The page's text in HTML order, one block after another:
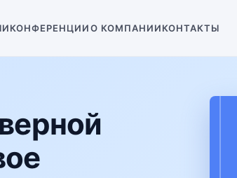
КОНФЕРЕНЦИИО КОМПАНИИКОНТАКТЫ